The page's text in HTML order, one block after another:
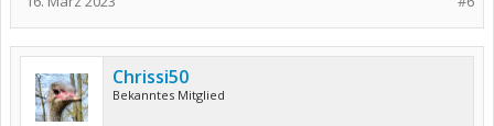
Chrissi50
Bekanntes Mitglied